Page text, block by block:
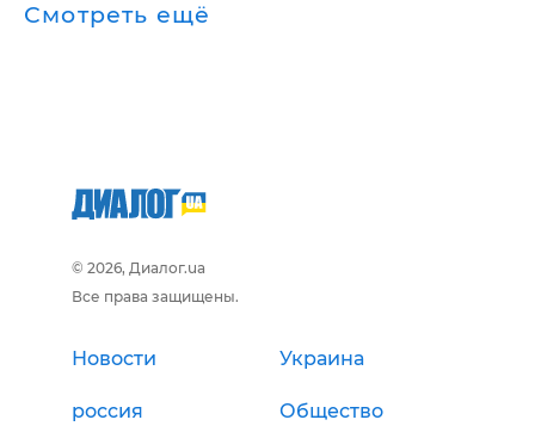
Смотреть ещё
© 2026, Диалог.ua
Все права защищены.
Новости Украина
россия Общество